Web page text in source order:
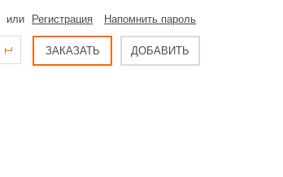
или Регистрация Напомнить пароль
ЗАКАЗАТЬ ДОБАВИТЬ